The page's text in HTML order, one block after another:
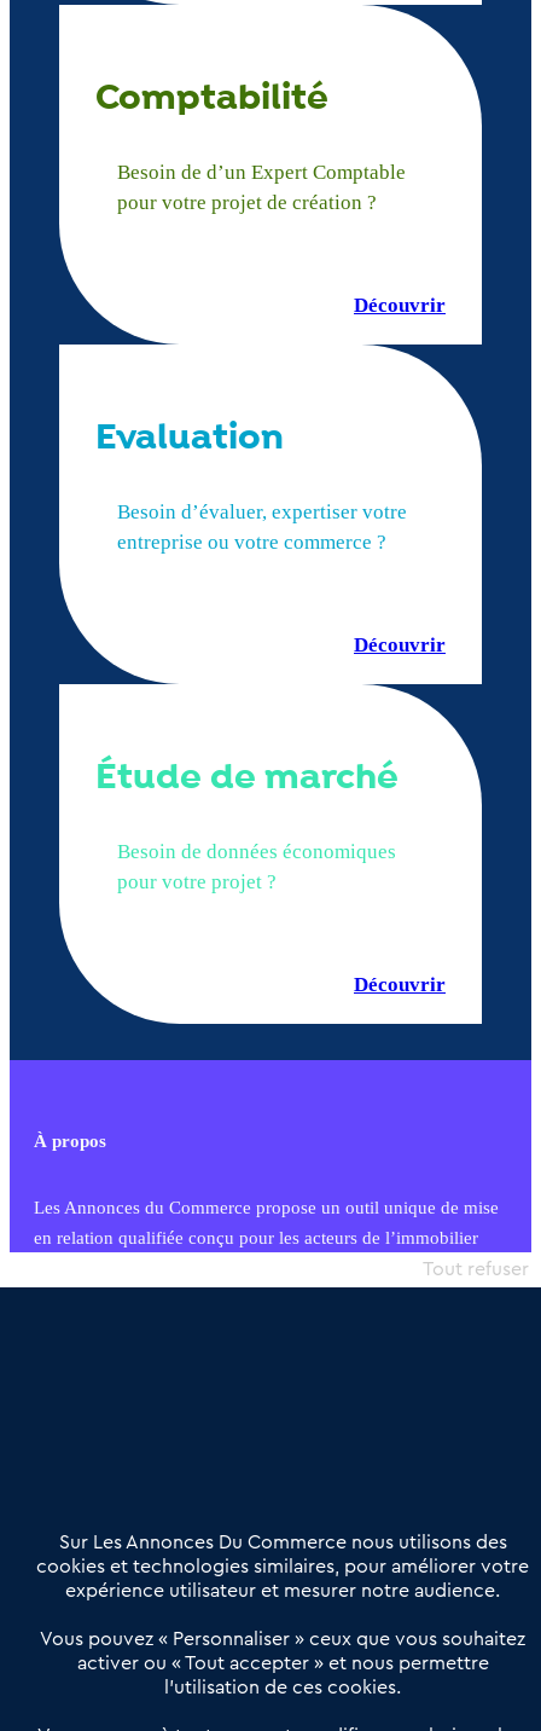
Comptabilité
Besoin de d’un Expert Comptable
pour votre projet de création ?
Découvrir
Evaluation
Besoin d’évaluer, expertiser votre
entreprise ou votre commerce ?
Découvrir
Étude de marché
Besoin de données économiques
pour votre projet ?
Découvrir
À propos
Les Annonces du Commerce propose un outil unique de mise
en relation qualifiée conçu pour les acteurs de l’immobilier
commercial et les collectivités territoriales, simple et intégrant
Offres Pro
Actualités
Qui sommes nous ?
Derniers articles
Réseau 3C : un partenaire national dédié aux transactions
Sur Les Annonces Du Commerce nous utilisons des
cookies et technologies similaires, pour améliorer votre
expérience utilisateur et mesurer notre audience.
Vous pouvez « Personnaliser » ceux que vous souhaitez
activer ou « Tout accepter » et nous permettre
l’utilisation de ces cookies.
Tout refuser